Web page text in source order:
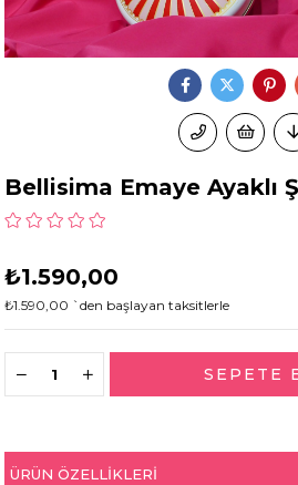
Bellisima Emaye Ayaklı
₺1.590,00
₺1.590,00 `den başlayan taksitlerle
ÜRÜN ÖZELLIKLERI